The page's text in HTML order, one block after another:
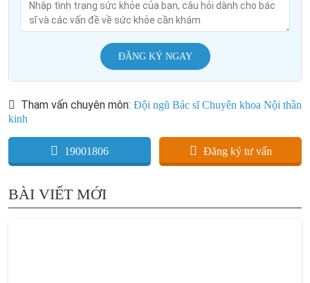
ĐĂNG KÝ NGAY
Tham vấn chuyên môn: Đội ngũ Bác sĩ Chuyên khoa Nội thần
kinh
19001806 Đăng ký tư vấn
BÀI VIẾT MỚI